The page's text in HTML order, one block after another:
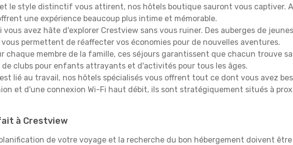
le style distinctif vous attirent, nos hôtels boutique sauront vous captiver.
une expérience beaucoup plus intime et mémorable.
vous avez hâte d'explorer Crestview sans vous ruiner. Des auberges de
permettent de réaffecter vos économies pour de nouvelles aventures.
chaque membre de la famille, ces séjours garantissent que chacun trouve
de clubs pour enfants attrayants et d'activités pour tous les âges.
lié au travail, nos hôtels spécialisés vous offrent tout ce dont vous avez
et d'une connexion Wi-Fi haut débit, ils sont stratégiquement situés à
à Crestview
de votre voyage et la recherche du bon hébergement doivent